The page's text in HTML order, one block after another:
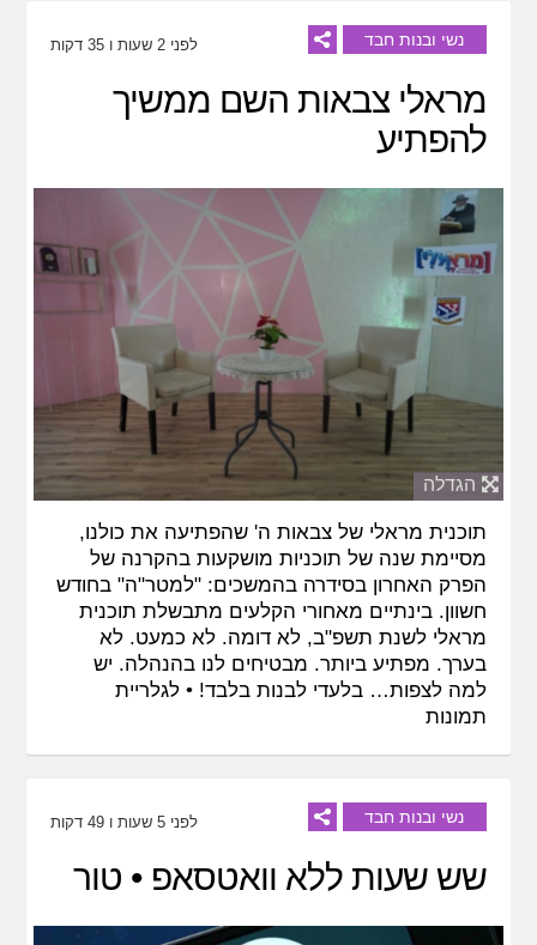
נשי ובנות חבד לפני 2 שעות ו 35 דקות
מראלי צבאות השם ממשיך
להפתיע
הגדלה
תוכנית מראלי של צבאות ה' שהפתיעה את כולנו,
מסיימת שנה של תוכניות מושקעות בהקרנה של
הפרק האחרון בסידרה בהמשכים: "למטר"ה" בחודש
חשוון. בינתיים מאחורי הקלעים מתבשלת תוכנית
מראלי לשנת תשפ"ב, לא דומה. לא כמעט. לא
בערך. מפתיע ביותר. מבטיחים לנו בהנהלה. יש
למה לצפות… בלעדי לבנות בלבד! •לגלריית
תמונות
נשי ובנות חבד לפני 5 שעות ו 49 דקות
שש שעות ללא וואטסאפ • טור